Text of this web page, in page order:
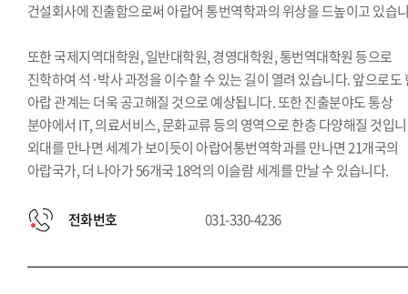
건설회사에 진출함으로써 아랍어 통번역학과의 위상을 드높이고 있습
또한 국제지역대학원, 일반대학원, 경영대학원, 통번역대학원 등으로
진학하여 석·박사 과정을 이수할 수 있는 길이 열려 있습니다. 앞으로도
아랍 관계는 더욱 공고해질 것으로 예상됩니다. 또한 진출분야도 통상
분야에서 IT, 의료서비스, 문화교류 등의 영역으로 한층 다양해질 것입
외대를 만나면 세계가 보이듯이 아랍어통번역학과를 만나면 21개국의
아랍국가, 더 나아가 56개국 18억의 이슬람 세계를 만날 수 있습니다.
전화번호 031-330-4236